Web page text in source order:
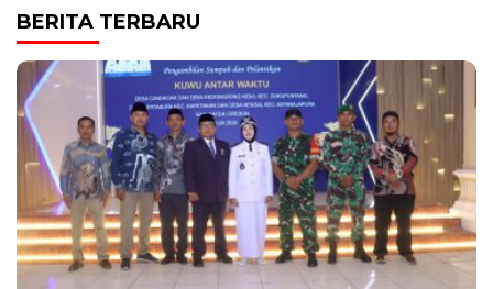
BERITA TERBARU